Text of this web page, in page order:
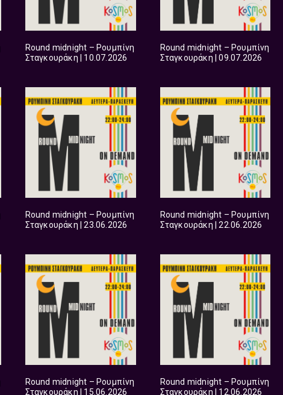
Round midnight – Ρουμπίνη
Σταγκουράκη | 10.07.2026
Round midnight – Ρουμπίνη
Σταγκουράκη | 09.07.2026
Round midnight – Ρουμπίνη
Σταγκουράκη | 23.06.2026
Round midnight – Ρουμπίνη
Σταγκουράκη | 22.06.2026
Round midnight – Ρουμπίνη
Σταγκουράκη | 15.06.2026
Round midnight – Ρουμπίνη
Σταγκουράκη | 12.06.2026